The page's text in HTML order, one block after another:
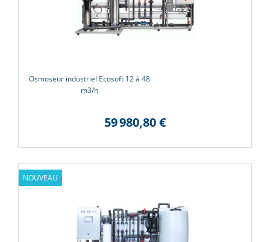
Osmoseur industriel Ecosoft 12 à 48
m3/h
59 980,80 €
NOUVEAU